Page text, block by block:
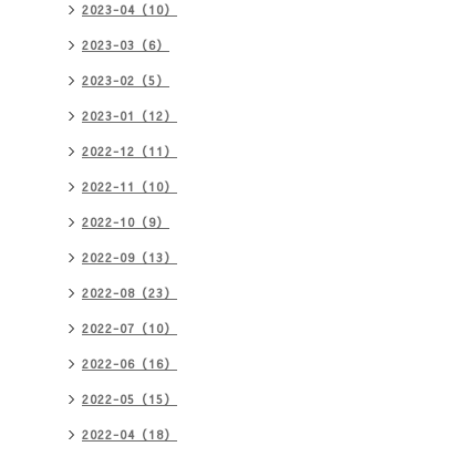
2023-04（10）
2023-03（6）
2023-02（5）
2023-01（12）
2022-12（11）
2022-11（10）
2022-10（9）
2022-09（13）
2022-08（23）
2022-07（10）
2022-06（16）
2022-05（15）
2022-04（18）